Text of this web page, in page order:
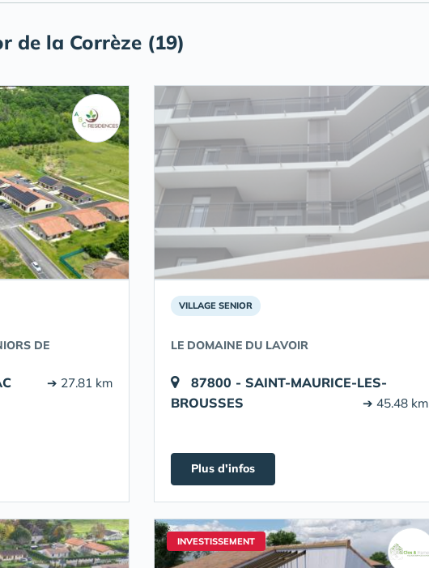
de la Corrèze (19)
DE
➔ 27.81 km
VILLAGE SENIOR
LE DOMAINE DU LAVOIR
87800 - SAINT-MAURICE-LES-
BROUSSES
➔ 45.48 km
Plus d'infos
INVESTISSEMENT